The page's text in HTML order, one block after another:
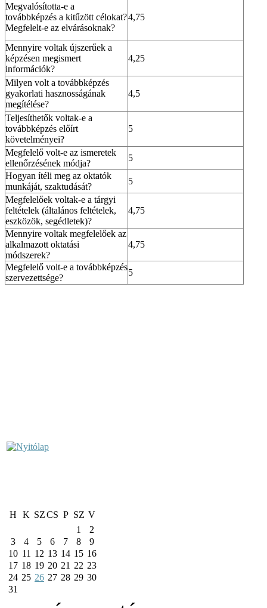
Megvalósította-e a
továbbképzés a kitűzött célokat?
Megfelelt-e az elvárásoknak?
4,75
Mennyire voltak újszerűek a
képzésen megismert
információk?
4,25
Milyen volt a továbbképzés
gyakorlati hasznosságának
megítélése?
4,5
Teljesíthetők voltak-e a
továbbképzés előírt
követelményei?
5
Megfelelő volt-e az ismeretek
ellenőrzésének módja?
5
Hogyan ítéli meg az oktatók
munkáját, szaktudását?
5
Megfelelőek voltak-e a tárgyi
feltételek (általános feltételek,
eszközök, segédletek)?
4,75
Mennyire voltak megfelelőek az
alkalmazott oktatási
módszerek?
4,75
Megfelelő volt-e a továbbképzés
szervezettsége?
5
H K SZCS P SZ V
1
2
3
4 5 6 7 8
9
10 11 12 13 14 15 16
17 18 19 20 21 22 23
24 25 26 27 28 29 30
31